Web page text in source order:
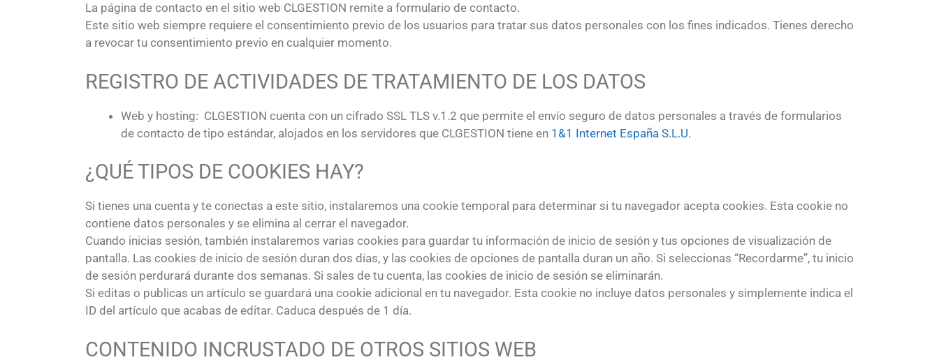
La página de contacto en el sitio web CLGESTION remite a formulario de contacto.
Este sitio web siempre requiere el consentimiento previo de los usuarios para tratar sus datos personales con los fines indicados. Tienes derecho
a revocar tu consentimiento previo en cualquier momento.
REGISTRO DE ACTIVIDADES DE TRATAMIENTO DE LOS DATOS
Web y hosting: CLGESTION cuenta con un cifrado SSL TLS v.1.2 que permite el envío seguro de datos personales a través de formularios
de contacto de tipo estándar, alojados en los servidores que CLGESTION tiene en 1&1 Internet España S.L.U.
¿QUÉ TIPOS DE COOKIES HAY?
Si tienes una cuenta y te conectas a este sitio, instalaremos una cookie temporal para determinar si tu navegador acepta cookies. Esta cookie no
contiene datos personales y se elimina al cerrar el navegador.
Cuando inicias sesión, también instalaremos varias cookies para guardar tu información de inicio de sesión y tus opciones de visualización de
pantalla. Las cookies de inicio de sesión duran dos días, y las cookies de opciones de pantalla duran un año. Si seleccionas “Recordarme”, tu inicio
de sesión perdurará durante dos semanas. Si sales de tu cuenta, las cookies de inicio de sesión se eliminarán.
Si editas o publicas un artículo se guardará una cookie adicional en tu navegador. Esta cookie no incluye datos personales y simplemente indica el
ID del artículo que acabas de editar. Caduca después de 1 día.
CONTENIDO INCRUSTADO DE OTROS SITIOS WEB